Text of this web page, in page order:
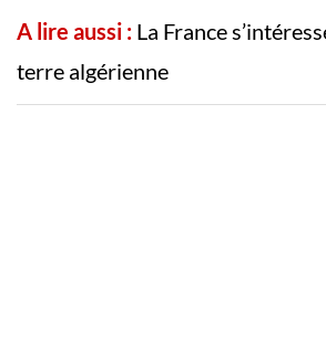
A lire aussi : La France
terre algérienne